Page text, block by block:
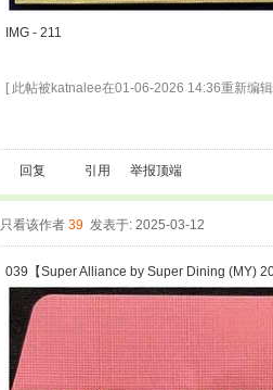
IMG - 211
[ 此帖被katnalee在01-06-2026 14:36重新编
回复 引用 举报顶端
只看该作者 39 发表于: 2025-03-12
039【Super Alliance by Super Dining (MY)